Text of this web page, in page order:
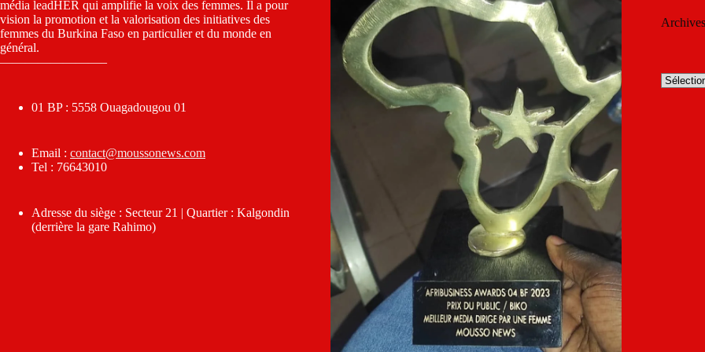
média leadHER qui amplifie la voix des femmes. Il a pour
vision la promotion et la valorisation des initiatives des
femmes du Burkina Faso en particulier et du monde en
général.
————————–
01 BP : 5558 Ouagadougou 01
Email : contact@moussonews.com
Tel : 76643010
Adresse du siège : Secteur 21 | Quartier : Kalgondin
(derrière la gare Rahimo)
Archives
Archives